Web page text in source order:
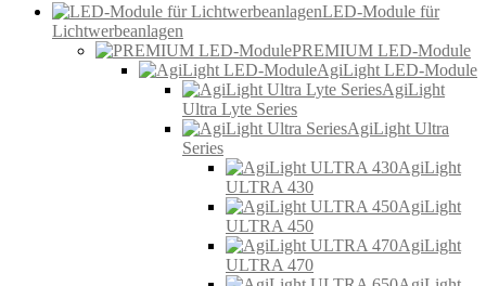
LED-Module für
Lichtwerbeanlagen
PREMIUM LED-Module
AgiLight LED-Module
AgiLight
Ultra Lyte Series
AgiLight Ultra
Series
AgiLight
ULTRA 430
AgiLight
ULTRA 450
AgiLight
ULTRA 470